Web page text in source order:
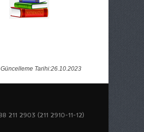
Tarihi:26.10.2023
211 2903 (211 2910-11-12)